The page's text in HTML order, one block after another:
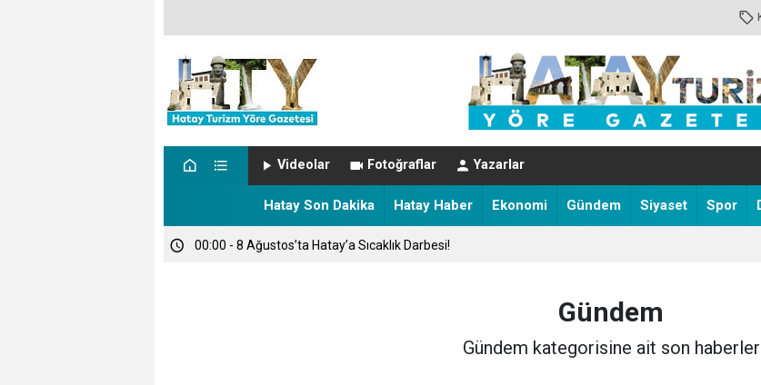
Videolar Fotoğraflar Yazarlar
Hatay Son Dakika Hatay Haber Ekonomi Gündem Siyaset Spor
00:00 - 8 Ağustos’ta Hatay’a Sıcaklık Darbesi!
Gündem
Gündem kategorisine ait son haberler